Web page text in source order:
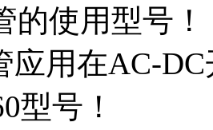
的使用型号！
应用在AC-
型号！